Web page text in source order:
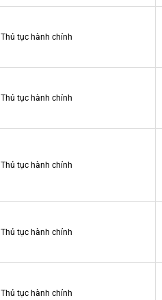
Thủ tục hành chính
Thủ tục hành chính
Thủ tục hành chính
Thủ tục hành chính
Thủ tục hành chính